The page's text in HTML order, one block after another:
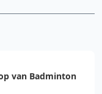
van Badminton